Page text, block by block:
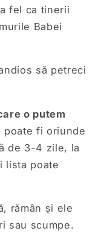
fel ca tinerii
Babei
să petreci
o putem
poate fi oriunde
de 3-4 zile, la
lista poate
rămân și ele
sau scumpe.